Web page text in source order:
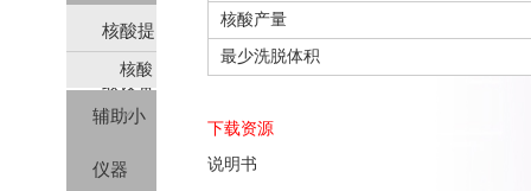
核酸提
取设备
核酸
提取
预装
辅助小
仪器
核酸产量
最少洗脱体积
下载资源
说明书